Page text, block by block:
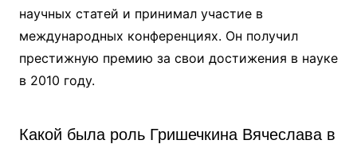
научных статей и принимал участие в
международных конференциях. Он получил
престижную премию за свои достижения в науке
в 2010 году.
Какой была роль Гришечкина Вячеслава в